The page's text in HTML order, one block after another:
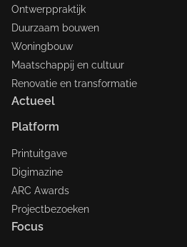
Ontwerppraktijk
Duurzaam bouwen
Woningbouw
Maatschappij en cultuur
Renovatie en transformatie
Actueel
Platform
Printuitgave
Digimazine
ARC Awards
Projectbezoeken
Focus